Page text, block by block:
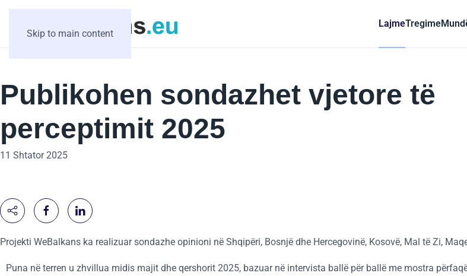
Skip to main content
LajmeTregime
Publikohen sondazhet vjetore të
perceptimit 2025
11 Shtator 2025
Projekti WeBalkans ka realizuar sondazhe opinioni në Shqipëri, Bosnjë dhe Hercegovinë, Kosovë, Mal të Zi,
Puna në terren u zhvillua midis majit dhe qershorit 2025, bazuar në intervista ballë për ballë me mostra